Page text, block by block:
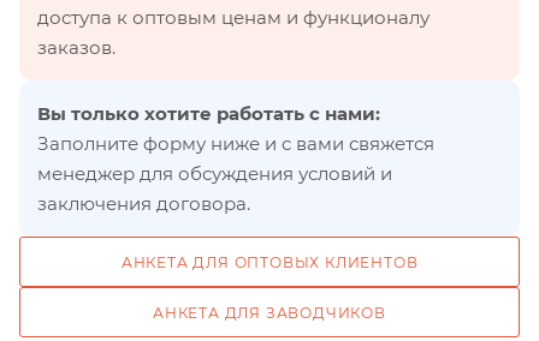
доступа к оптовым ценам и функционалу
заказов.
Вы только хотите работать с нами:
Заполните форму ниже и с вами свяжется
менеджер для обсуждения условий и
заключения договора.
АНКЕТА ДЛЯ ОПТОВЫХ КЛИЕНТОВ
АНКЕТА ДЛЯ ЗАВОДЧИКОВ